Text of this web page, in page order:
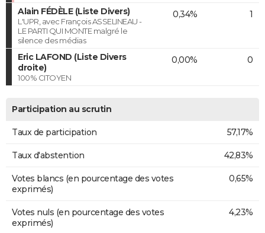
Alain FÉDÈLE (Liste Divers)
L'UPR, avec François ASSELINEAU -
LE PARTI QUI MONTE malgré le
silence des médias
0,34% 1
Eric LAFOND (Liste Divers
droite)
100% CITOYEN
0,00% 0
Participation au scrutin
Taux de participation 57,17%
Taux d'abstention 42,83%
Votes blancs (en pourcentage des votes
exprimés)
0,65%
Votes nuls (en pourcentage des votes
exprimés)
4,23%